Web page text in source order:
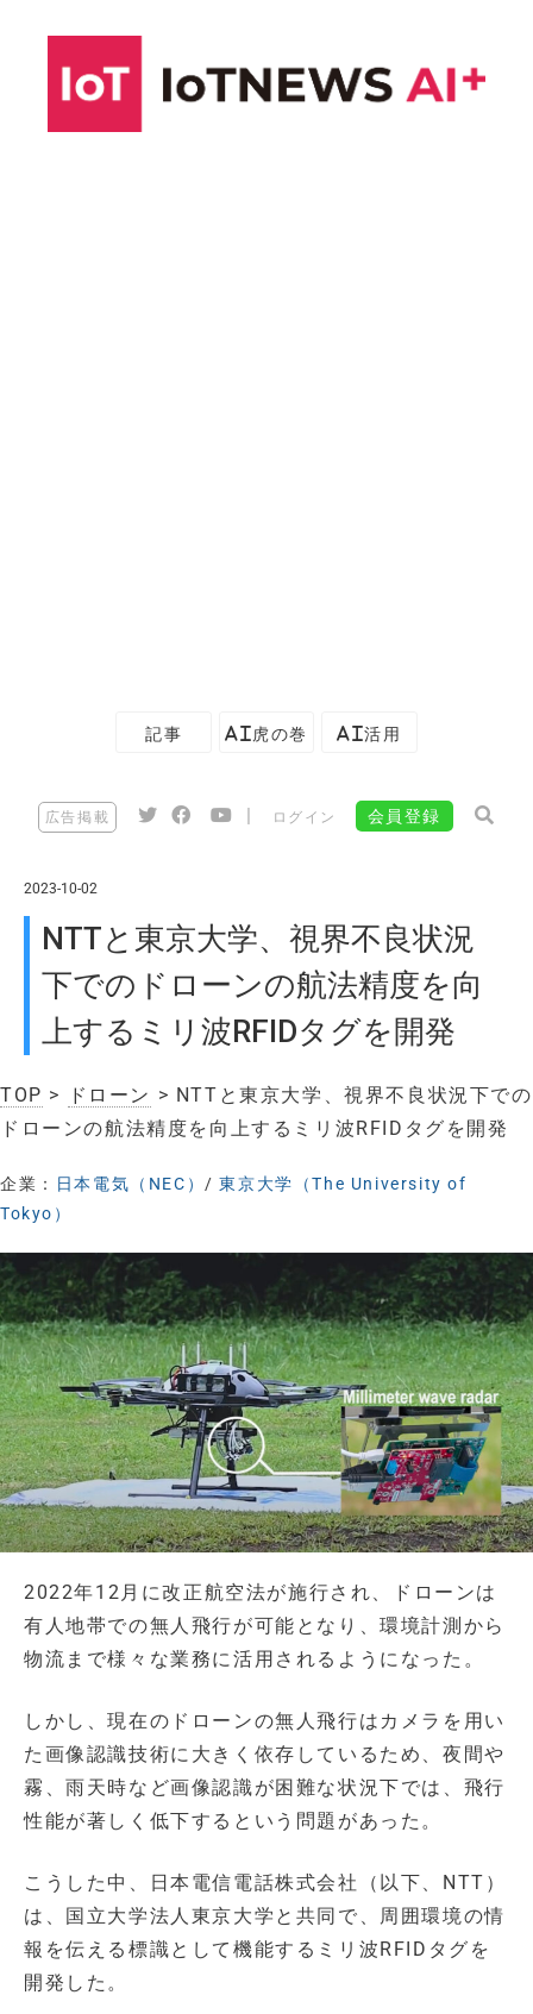
記事 AI虎の巻 AI活用
広告掲載 ログイン 会員登録
2023-10-02
NTTと東京大学、視界不良状況
下でのドローンの航法精度を向
上するミリ波RFIDタグを開発
TOP > ドローン > NTTと東京大学、視界不良状況下での
ドローンの航法精度を向上するミリ波RFIDタグを開発
企業： 日本電気（NEC）/東京大学（The University of
Tokyo）
2022年12月に改正航空法が施行され、ドローンは
有人地帯での無人飛行が可能となり、環境計測から
物流まで様々な業務に活用されるようになった。
しかし、現在のドローンの無人飛行はカメラを用い
た画像認識技術に大きく依存しているため、夜間や
霧、雨天時など画像認識が困難な状況下では、飛行
性能が著しく低下するという問題があった。
こうした中、日本電信電話株式会社（以下、NTT）
は、国立大学法人東京大学と共同で、周囲環境の情
報を伝える標識として機能するミリ波RFIDタグを
開発した。